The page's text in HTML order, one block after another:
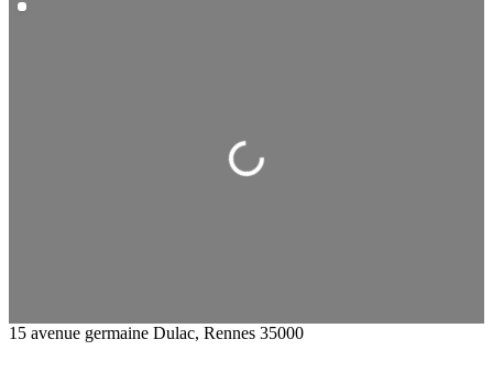
Chargement...
15 avenue germaine Dulac, Rennes 35000